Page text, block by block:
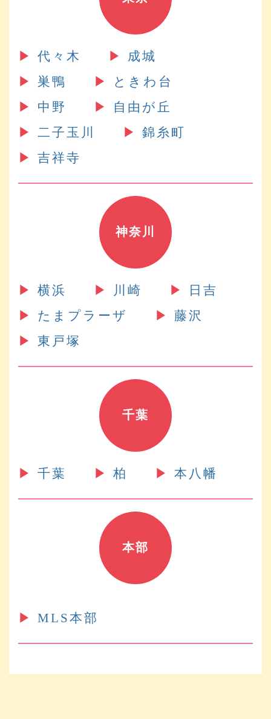
▶︎ 代々木 ▶︎
成城
▶︎
巣鴨 ▶︎
ときわ台
▶︎
中野 ▶︎
自由が丘
▶︎
二子玉川 ▶︎
錦糸町
▶︎
吉祥寺
神奈川
▶︎ 横浜 ▶︎ 川崎 ▶︎
日吉
▶︎
たまプラーザ ▶︎
藤沢
▶︎
東戸塚
千葉
▶︎ 千葉 ▶︎ 柏 ▶︎ 本八幡
本部
▶︎ MLS本部